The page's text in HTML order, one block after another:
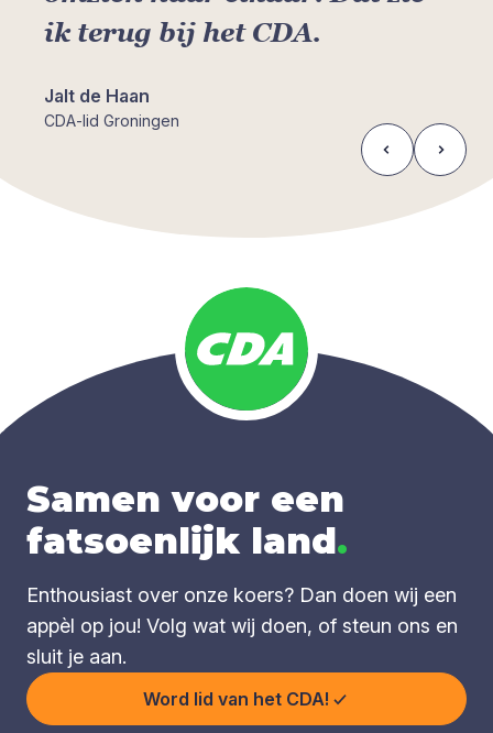
ik terug bij het CDA.
Jalt de Haan
CDA-lid Groningen
Samen voor een
fatsoenlijk land.
Enthousiast over onze koers? Dan doen wij een
appèl op jou! Volg wat wij doen, of steun ons en
sluit je aan.
Word lid van het CDA!